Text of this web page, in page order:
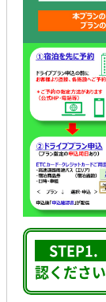
STEP1.
認ください